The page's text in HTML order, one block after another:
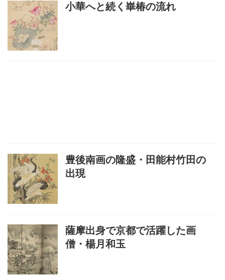
小華へと続く崋椿の流れ
豊後南画の隆盛・田能村竹田の
出現
薩摩出身で京都で活躍した画
僧・楊月和玉